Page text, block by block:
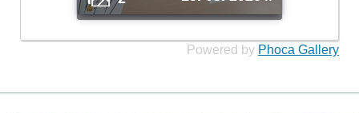
Powered by Phoca Gallery